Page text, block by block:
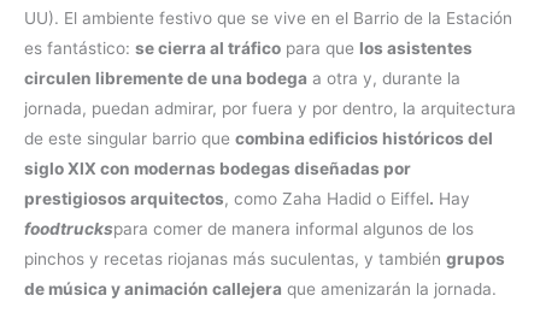
UU). El ambiente festivo que se vive en el Barrio de la Estación
es fantástico: se cierra al tráfico para que los asistentes
circulen libremente de una bodega a otra y, durante la
jornada, puedan admirar, por fuera y por dentro, la arquitectura
de este singular barrio que combina edificios históricos del
siglo XIX con modernas bodegas diseñadas por
prestigiosos arquitectos, como Zaha Hadid o Eiffel. Hay
foodtruckspara comer de manera informal algunos de los
pinchos y recetas riojanas más suculentas, y también grupos
de música y animación callejera que amenizarán la jornada.